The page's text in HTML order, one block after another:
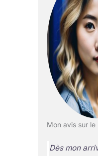
Mon avis sur
Dès mon